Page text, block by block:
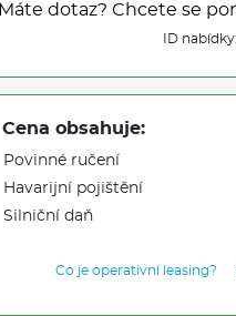
Máte dotaz? Chcete se
ID
Cena obsahuje:
Povinné ručení
Havarijní pojištění
Silniční daň
Co je operativní leasing?